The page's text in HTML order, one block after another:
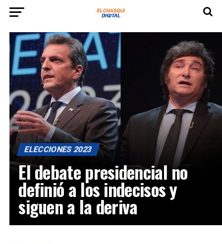
ELECCIONES 2023
El debate presidencial no
definió a los indecisos y
siguen a la deriva